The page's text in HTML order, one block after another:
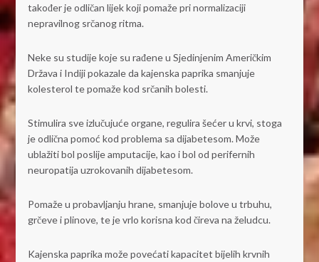
također je odličan lijek koji pomaže pri normalizaciji
nepravilnog srčanog ritma.
Neke su studije koje su rađene u Sjedinjenim Američkim
Država i Indiji pokazale da kajenska paprika smanjuje
kolesterol te pomaže kod srčanih bolesti.
Stimulira sve izlučujuće organe, regulira šećer u krvi, stoga
je odlična pomoć kod problema sa dijabetesom. Može
ublažiti bol poslije amputacije, kao i bol od perifernih
neuropatija uzrokovanih dijabetesom.
Pomaže u probavljanju hrane, smanjuje bolove u trbuhu,
grčeve i plinove, te je vrlo korisna kod čireva na želudcu.
Kajenska paprika može povećati kapacitet bijelih krvnih